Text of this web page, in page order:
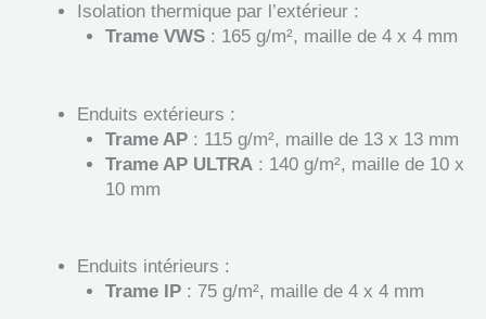
Isolation thermique par l’extérieur :
Trame VWS: 165 g/m², maille de 4 x 4 mm
Enduits extérieurs :
Trame AP : 115 g/m², maille de 13 x 13 mm
Trame AP ULTRA: 140 g/m², maille de 10 x
10 mm
Enduits intérieurs :
Trame IP: 75 g/m², maille de 4 x 4 mm